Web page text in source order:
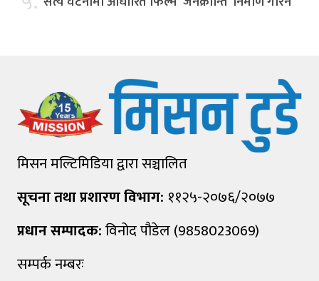
मिसन मल्टिमिडिया द्वारा सञ्चालित
सूचना तथा प्रशारण विभाग: ११२५-२०७६/२०७७
प्रधान सम्पादक:विनोद पौडेल (9858023069)
सम्पर्क नम्बरः